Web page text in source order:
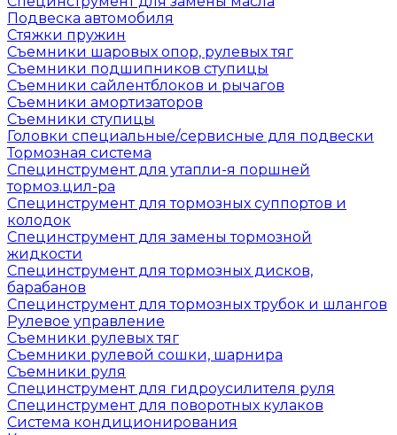
Подвеска автомобиля
Стяжки пружин
Съемники шаровых опор, рулевых тяг
Съемники подшипников ступицы
Съемники сайлентблоков и рычагов
Съемники амортизаторов
Съемники ступицы
Головки специальные/сервисные для подвески
Тормозная система
Специнструмент для утапли-я поршней
тормоз.цил-ра
Специнструмент для тормозных суппортов и
колодок
Специнструмент для замены тормозной
жидкости
Специнструмент для тормозных дисков,
барабанов
Специнструмент для тормозных трубок и шлангов
Рулевое управление
Съемники рулевых тяг
Съемники рулевой сошки, шарнира
Съемники руля
Специнструмент для гидроусилителя руля
Специнструмент для поворотных кулаков
Система кондиционирования